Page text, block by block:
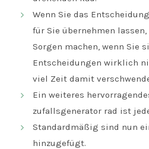
Wenn Sie das
für Sie übernehmen
Sorgen machen, wenn Sie
Entscheidungen wirklich
viel Zeit damit
Ein weiteres
zufallsgenerator rad ist
Standardmäßig sind nun
hinzugefügt.